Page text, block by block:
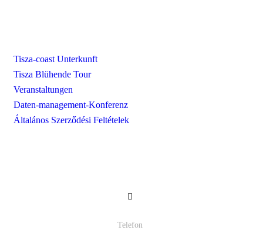
Tisza-coast Unterkunft
Tisza Blühende Tour
Veranstaltungen
Daten-management-Konferenz
Általános Szerződési Feltételek
Telefon